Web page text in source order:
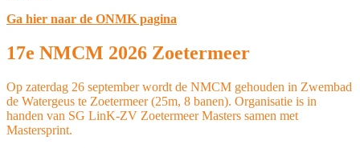
Ga hier naar de ONMK pagina
17e NMCM 2026 Zoetermeer
Op zaterdag 26 september wordt de NMCM gehouden in Zwembad
de Watergeus te Zoetermeer (25m, 8 banen). Organisatie is in
handen van SG LinK-ZV Zoetermeer Masters samen met
Mastersprint.